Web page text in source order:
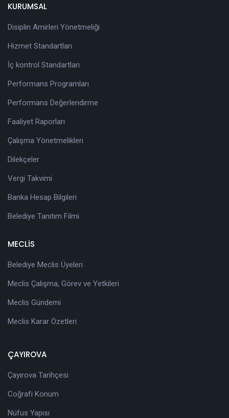
KURUMSAL
Disiplin Amirleri Yönetmeliği
Hizmet Standartları
İç kontrol Standartları
Performans Programları
Performans Değerlendirme
Faaliyet Raporları
Çalışma Yönetmelikleri
Dilekçeler
Vergi Takvimi
Banka Hesap Bilgileri
Belediye Tanıtım Filmi
MECLİS
Belediye Meclis Üyeleri
Meclis Çalışma, Görev ve Yetkileri
Meclis Gündemi
Meclis Karar Özetleri
ÇAYIROVA
Çayırova Tarihçesi
Coğrafi Konum
Nüfus Yapısı